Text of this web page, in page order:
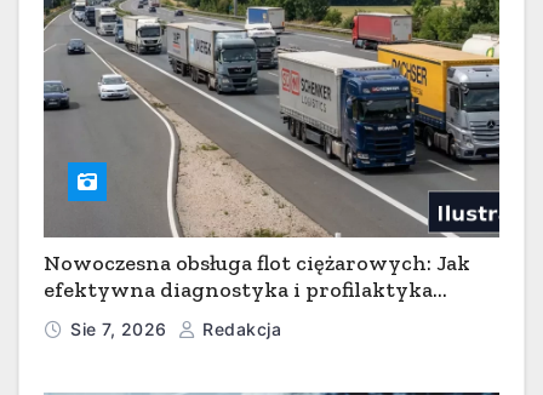
Nowoczesna obsługa flot ciężarowych: Jak
efektywna diagnostyka i profilaktyka
serwisowa minimalizują przestoje w
transporcie
Sie 7, 2026 Redakcja